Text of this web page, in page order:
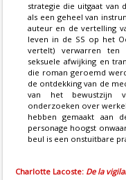
strategie die uitgaat
als een geheel van
auteur en de vertelling
leven in de SS op het
vertelt) verwarren ten
seksuele afwijking en
die roman geroemd
de ontdekking van de
van het bewustzijn
onderzoeken over
hebben gemaakt aan
personage hoogst
beul is een onstuitbare
Charlotte Lacoste: De la